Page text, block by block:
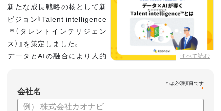
すべて読む
新たな成長戦略の核として新
ビジョン『Talent intelligence
™（タレントインテリジェン
ス）』を策定しました。
データとAIの融合により人的
【資料の内容】
*
会社名